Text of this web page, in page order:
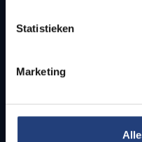
Statistieken
Marketing
Bereikbaarheid